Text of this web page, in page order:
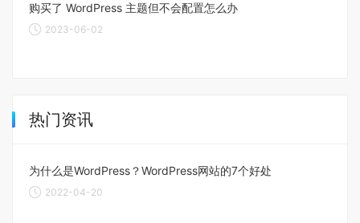
购买了 WordPress 主题但不会配置怎么办
2023-06-02
热门资讯
为什么是WordPress？WordPress网站的7个好处
2022-04-20